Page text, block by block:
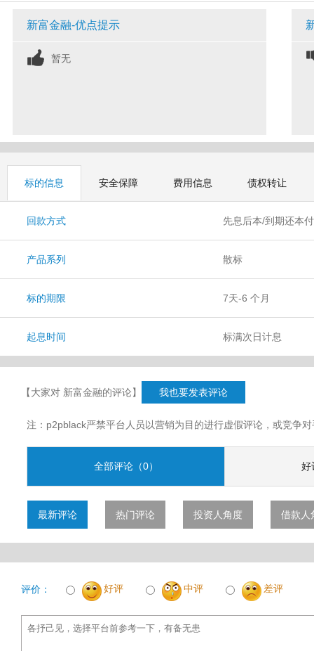
新富金融-优点提示
暂无
标的信息 安全保障 费用信息 债权转让
回款方式 先息后本/到期还本
产品系列 散标
标的期限 7天-6 个月
起息时间 标满次日计息
【大家对 新富金融的评论】 我也要发表评论
注：p2pblack严禁平台人员以营销为目的进行虚假评论，或竞争
全部评论（0） 好
最新评论 热门评论 投资人角度 借款人
评价： 好评 中评 差评